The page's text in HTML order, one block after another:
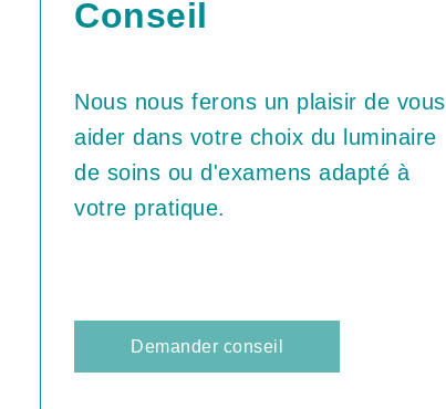
Conseil
Nous nous ferons un plaisir de vous
aider dans votre choix du luminaire
de soins ou d'examens adapté à
votre pratique.
Demander conseil